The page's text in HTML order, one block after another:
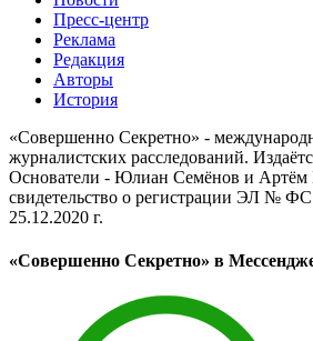
Пресс-центр
Реклама
Редакция
Авторы
История
«Совершенно Секретно» -
журналистских расследований.
Основатели - Юлиан Семёнов и
свидетельство о регистрации ЭЛ № ФС
25.12.2020 г.
«Совершенно Секретно» в